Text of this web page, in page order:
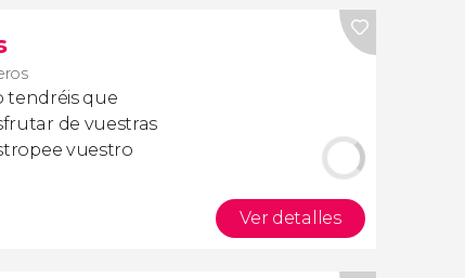
tendréis que
de vuestras
vuestro
Ver detalles